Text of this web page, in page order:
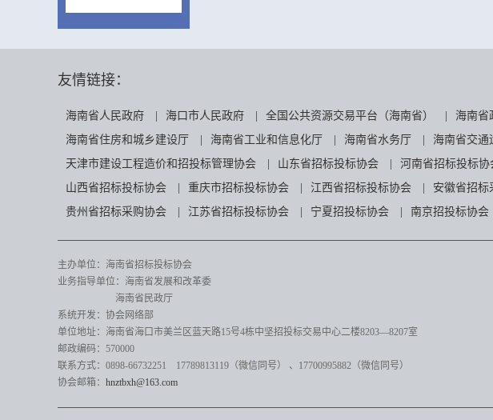
友情链接：
海南省人民政府 海口市人民政府 全国公共资源交易平台（海南省） 海南省
海南省住房和城乡建设厅
海南省工业和信息化厅 海南省水务厅 海南省交通
天津市建设工程造价和招投标管理协会
山东省招标投标协会 河南省招标投标协
山西省招标投标协会
重庆市招标投标协会 江西省招标投标协会 安徽省招标
贵州省招标采购协会
江苏省招标投标协会 宁夏招投标协会 南京招投标协会
主办单位：海南省招标投标协会
业务指导单位：海南省发展和改革委
海南省民政厅
系统开发：协会网络部
单位地址：海南省海口市美兰区蓝天路15号4栋中坚招投标交易中心二楼8203—8207室
邮政编码：570000
联系方式：0898-66732251 17789813119（微信同号）
、17700995882 （微信同号）
协会邮箱： hnztbxh@163.com